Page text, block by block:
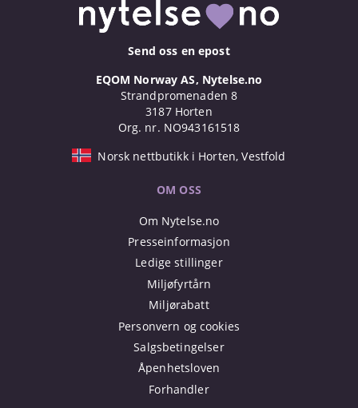
Send oss en epost
EQOM Norway AS, Nytelse.no
Strandpromenaden 8
3187 Horten
Org. nr. NO943161518
Norsk nettbutikk i Horten, Vestfold
OM OSS
Om Nytelse.no
Presseinformasjon
Ledige stillinger
Miljøfyrtårn
Miljørabatt
Personvern og cookies
Salgsbetingelser
Åpenhetsloven
Forhandler